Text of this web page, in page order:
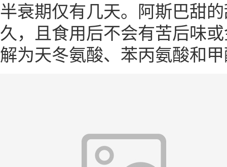
半衰期仅有几天。阿斯巴甜
久，且食用后不会有苦后味
解为天冬氨酸、苯丙氨酸和